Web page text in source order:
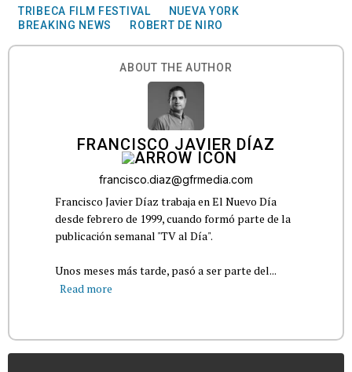
TRIBECA FILM FESTIVAL
NUEVA YORK
BREAKING NEWS
ROBERT DE NIRO
ABOUT THE AUTHOR
FRANCISCO JAVIER DÍAZ
francisco.diaz@gfrmedia.com
Francisco Javier Díaz trabaja en El Nuevo Día
desde febrero de 1999, cuando formó parte de la
publicación semanal "TV al Día".
Unos meses más tarde, pasó a ser parte del...
Read more